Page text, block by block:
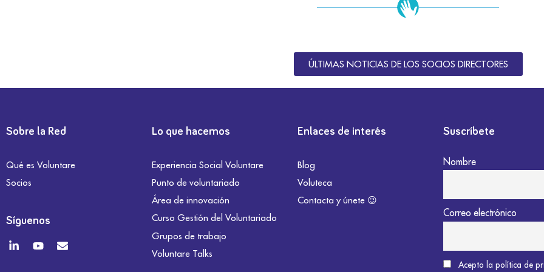
ÚLTIMAS NOTICIAS DE LOS SOCIOS DIRECTORES
Sobre la Red
Qué es Voluntare
Socios
Síguenos
Lo que hacemos
Experiencia Social Voluntare
Punto de voluntariado
Área de innovación
Curso Gestión del Voluntariado
Grupos de trabajo
Voluntare Talks
Enlaces de interés
Blog
Voluteca
Contacta y únete 😉
Suscríbete
Nombre
Correo electrónico
Acepto la política de